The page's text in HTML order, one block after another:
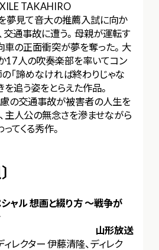
TAKAHIRO
夢見て音大の推薦入試に向か
通事故に遭う。母親が運転す
の正面衝突が夢を奪った。大
17人の吹奏楽部を率いてコン
「諦めなければ終わりじゃな
を追う姿をとらえた作品。
の交通事故が被害者の人生を
主人公の無念さを滲ませながら
てくる秀作。
ャル 想画と綴り方 ～戦争が
山形放送
レクター 伊藤清隆、ディレク